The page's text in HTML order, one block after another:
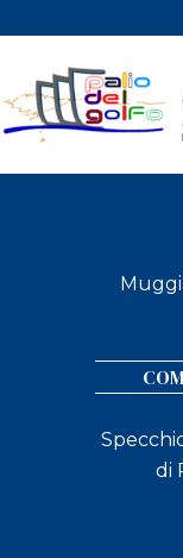
contenuto
di